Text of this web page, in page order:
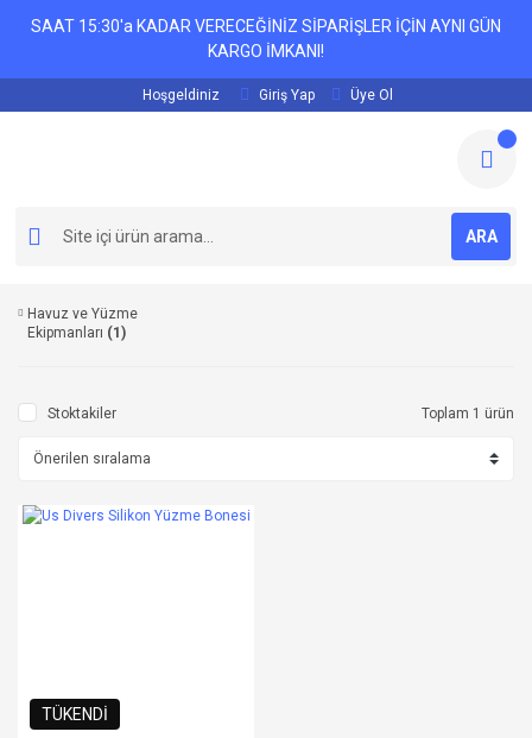
SAAT 15:30'a KADAR VERECEĞİNİZ SİPARİŞLER İÇİN AYNI GÜN
KARGO İMKANI!
Hoşgeldiniz Giriş Yap Üye Ol
ARA
Havuz ve Yüzme
Ekipmanları (1)
Stoktakiler Toplam 1 ürün
TÜKENDİ